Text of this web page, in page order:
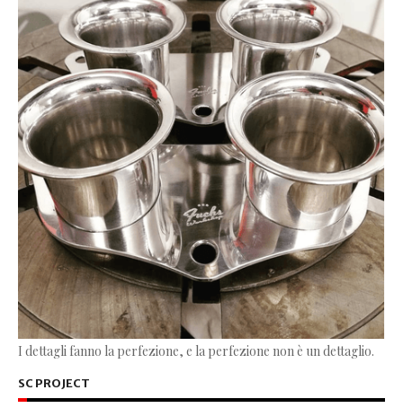
I dettagli fanno la perfezione, e la perfezione non è un dettaglio.
SC PROJECT